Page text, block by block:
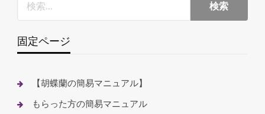
固定ページ
【胡蝶蘭の簡易マニュアル】
もらった方の簡易マニュアル